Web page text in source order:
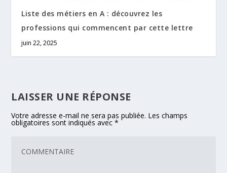
Liste des métiers en A : découvrez les
professions qui commencent par cette lettre
juin 22, 2025
LAISSER UNE RÉPONSE
Votre adresse e-mail ne sera pas publiée. Les champs
obligatoires sont indiqués avec*